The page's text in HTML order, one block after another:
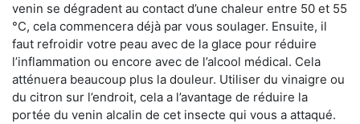
venin se dégradent au contact d’une chaleur entre 50 et 55
°C, cela commencera déjà par vous soulager. Ensuite, il
faut refroidir votre peau avec de la glace pour réduire
l’inflammation ou encore avec de l’alcool médical. Cela
atténuera beaucoup plus la douleur. Utiliser du vinaigre ou
du citron sur l’endroit, cela a l’avantage de réduire la
portée du venin alcalin de cet insecte qui vous a attaqué.